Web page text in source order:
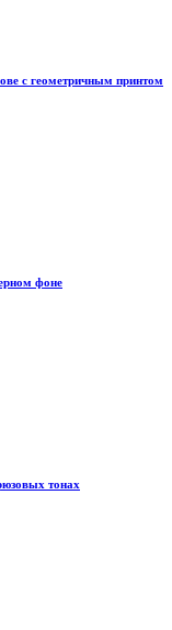
с геометричным принтом
фоне
тонах